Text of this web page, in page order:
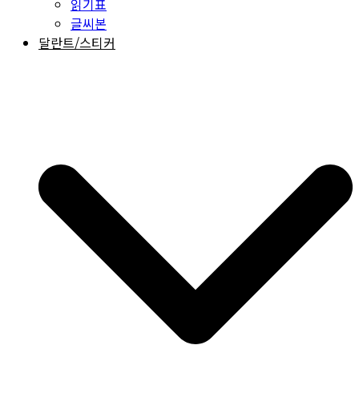
읽기표
글씨본
달란트/스티커